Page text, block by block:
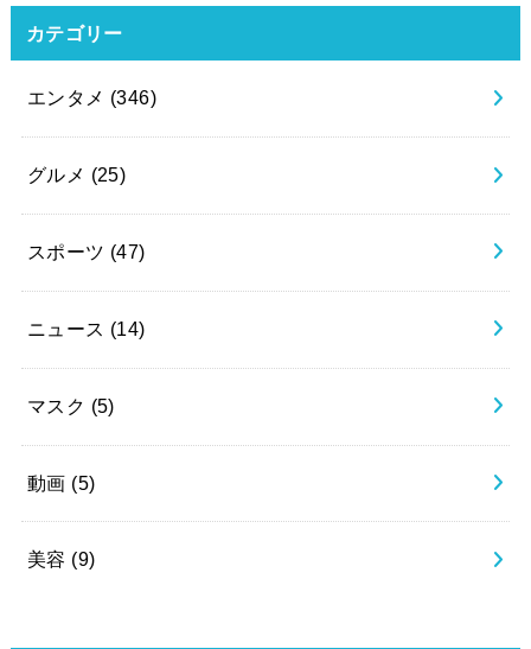
カテゴリー
エンタメ (346)
グルメ (25)
スポーツ (47)
ニュース (14)
マスク (5)
動画 (5)
美容 (9)